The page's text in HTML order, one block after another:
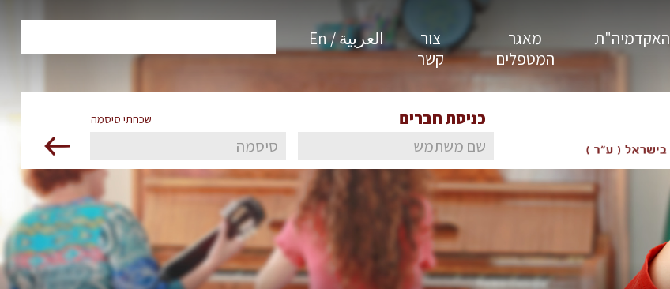
האקדמיה"ת
מאגר
המטפלים
צור
קשר
العربية / En
כניסת חברים שכחתי סיסמה